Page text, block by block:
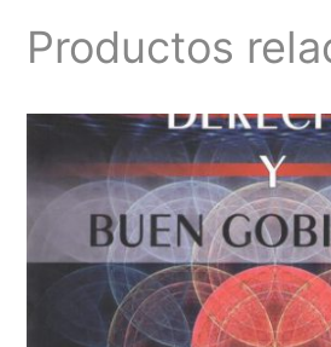
Productos